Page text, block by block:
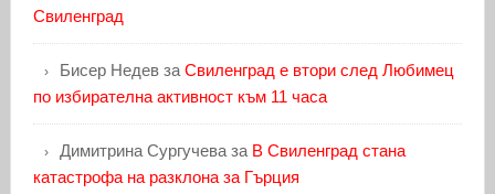
Свиленград
Бисер Недевза Свиленград е втори след Любимец
по избирателна активност към 11 часа
Димитрина Сургучеваза В Свиленград стана
катастрофа на разклона за Гърция